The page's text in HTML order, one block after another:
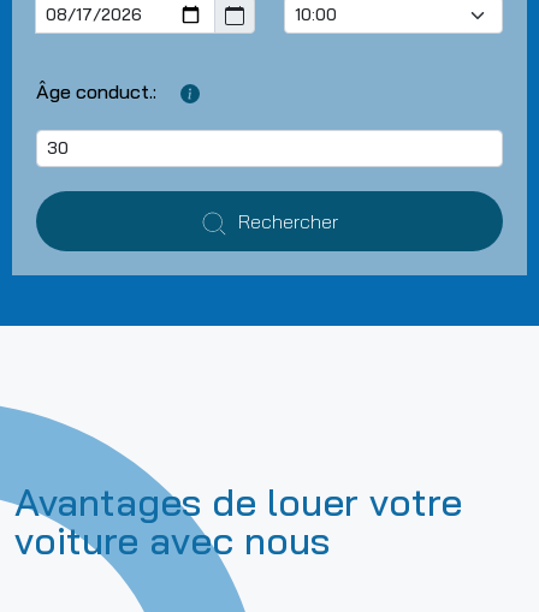
Âge conduct.:
Rechercher
Avantages de louer votre
voiture avec nous